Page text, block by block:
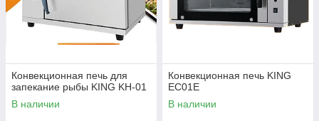
Конвекционная печь для
запекание рыбы KING KH-01
В наличии
Конвекционная печь KING
EC01E
В наличии